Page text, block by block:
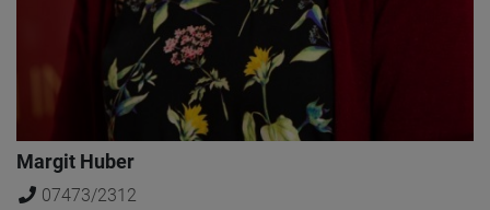
Margit Huber
07473/2312